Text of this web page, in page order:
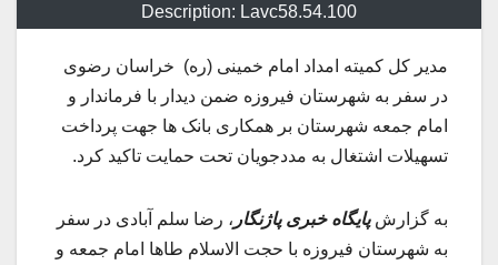
Description: Lavc58.54.100
مدیر کل کمیته امداد امام خمینی (ره) خراسان رضوی
در سفر به شهرستان فیروزه ضمن دیدار با فرماندار و
امام جمعه شهرستان بر همکاری بانک ها جهت پرداخت
تسهیلات اشتغال به مددجویان تحت حمایت تاکید کرد.
به گزارش پایگاه خبری پاژنگار ، رضا سلم آبادی در سفر
به شهرستان فیروزه با حجت الاسلام طاها امام جمعه و